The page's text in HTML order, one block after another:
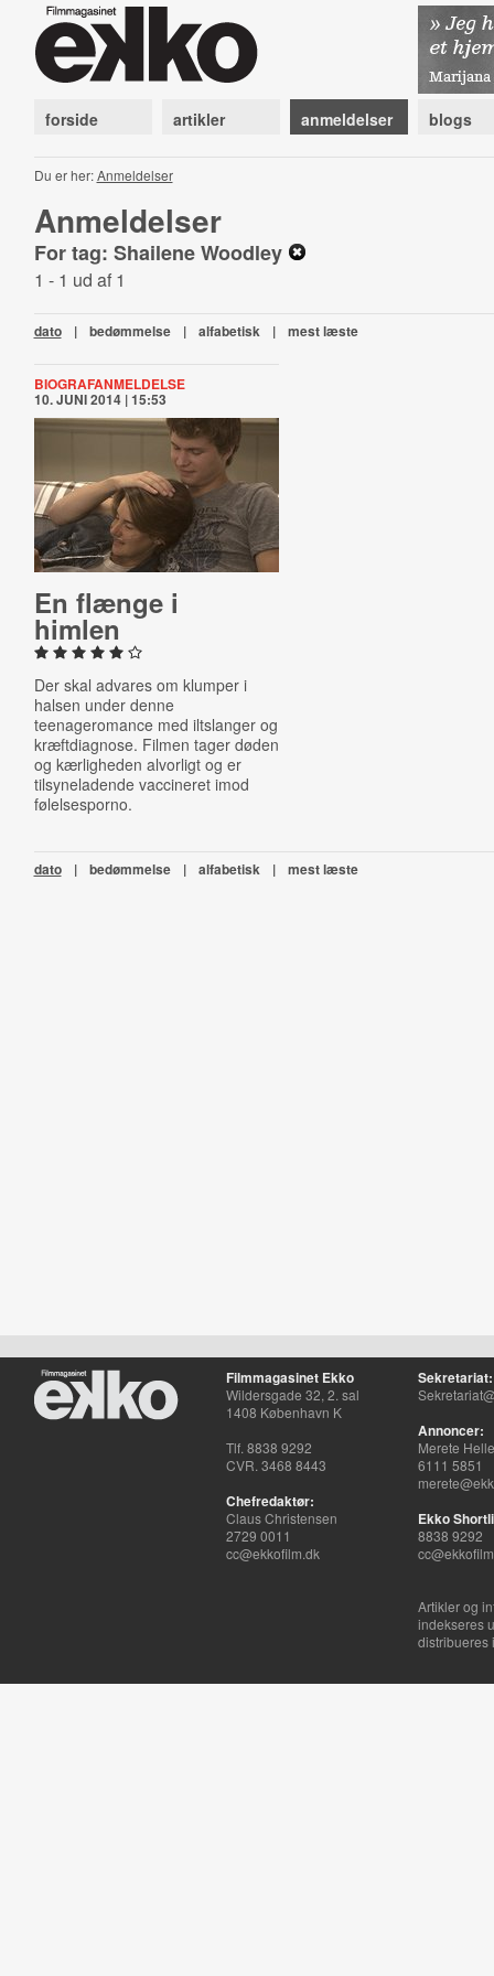
forside artikler anmeldelser blogs
Du er her:Anmeldelser
Anmeldelser
For tag: Shailene Woodley
1 - 1 ud af 1
dato | bedømmelse | alfabetisk | mest læste
BIOGRAFANMELDELSE
10. JUNI 2014 | 15:53
En flænge i
himlen
Der skal advares om klumper i
halsen under denne
teenageromance med iltslanger og
kræftdiagnose. Filmen tager døden
og kærligheden alvorligt og er
tilsyneladende vaccineret imod
følelsesporno.
dato | bedømmelse | alfabetisk | mest læste
Filmmagasinet Ekko
Wildersgade 32, 2. sal
1408 København K
Tlf. 8838 9292
CVR. 3468 8443
Chefredaktør:
Claus Christensen
2729 0011
cc@ekkofilm.dk
Sekretariat:
Annoncer:
Merete
6111 5851
Ekko
8838 9292
Artikler og
indekseres
distribueres